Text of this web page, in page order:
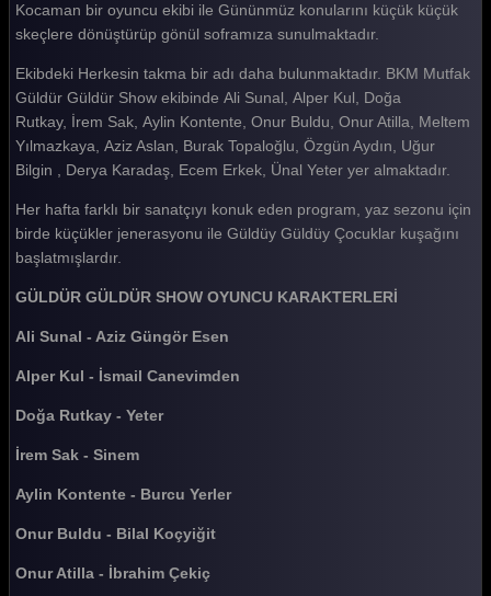
Güldür güldür 425. Bölüm
Güldür güldür 423. Bölüm
Güldür güldür 422. Bölüm
Güldür güldür 421. Bölüm
Güldür güldür 420. Bölüm
Güldür güldür 419. Bölüm
Güldür güldür 418. Bölüm
Güldür güldür 417. Bölüm
Güldür güldür 416. Bölüm
Güldür güldür 415. Bölüm
Güldür güldür 414. Bölüm
Güldür güldür 413. Bölüm
Güldür güldür 412. Bölüm
Güldür güldür 411. Bölüm
Kocaman bir oyuncu ekibi ile Gününmüz konularını küçük küçük
skeçlere dönüştürüp gönül soframıza sunulmaktadır.
Ekibdeki Herkesin takma bir adı daha bulunmaktadır. BKM Mutfak
Güldür Güldür Show ekibinde Ali Sunal, Alper Kul, Doğa
Rutkay, İrem Sak, Aylin Kontente, Onur Buldu, Onur Atilla, Meltem
Yılmazkaya, Aziz Aslan, Burak Topaloğlu, Özgün Aydın, Uğur
Bilgin , Derya Karadaş, Ecem Erkek, Ünal Yeter yer almaktadır.
Her hafta farklı bir sanatçıyı konuk eden program, yaz sezonu için
birde küçükler jenerasyonu ile Güldüy Güldüy Çocuklar kuşağını
başlatmışlardır.
GÜLDÜR GÜLDÜR SHOW OYUNCU KARAKTERLERİ
Ali Sunal - Aziz Güngör Esen
Alper Kul - İsmail Canevimden
Doğa Rutkay - Yeter
İrem Sak - Sinem
Aylin Kontente - Burcu Yerler
Onur Buldu - Bilal Koçyiğit
Onur Atilla - İbrahim Çekiç